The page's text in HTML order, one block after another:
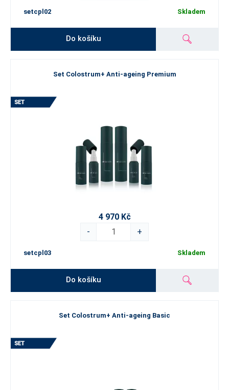
setcpl02 Skladem
Do košíku
Set Colostrum+ Anti-ageing Premium
4 970 Kč
-
+
setcpl03 Skladem
Do košíku
Set Colostrum+ Anti-ageing Basic